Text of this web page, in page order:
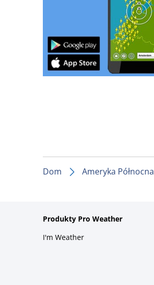
Dom Ameryka Północna
Produkty Pro Weather
I'm Weather